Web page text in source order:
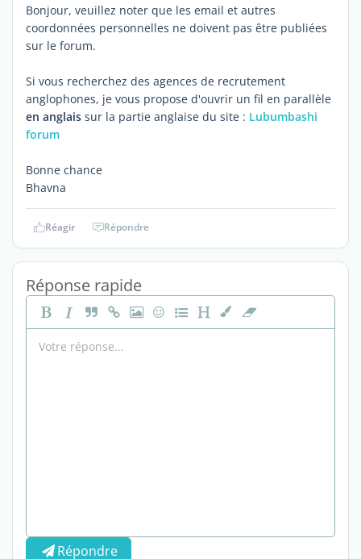
Bonjour, veuillez noter que les email et autres
coordonnées personnelles ne doivent pas être publiées
sur le forum.
Si vous recherchez des agences de recrutement
anglophones, je vous propose d'ouvrir un fil en parallèle
en anglais sur la partie anglaise du site : Lubumbashi
forum
Bonne chance
Bhavna
Réagir Répondre
Réponse rapide
Répondre